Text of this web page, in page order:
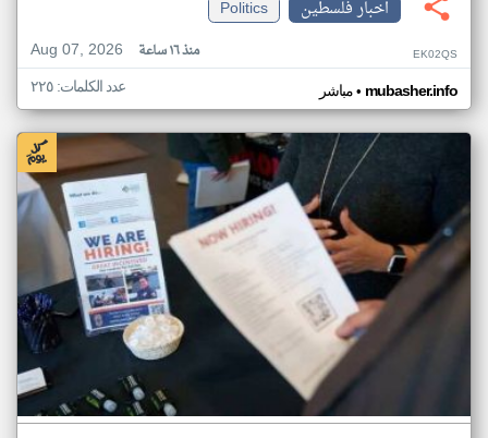
اخبار فلسطين
Politics
Aug 07, 2026
منذ ١٦ ساعة EK02QS
مباشر• mubasher.info عدد الكلمات: ٢٢٥